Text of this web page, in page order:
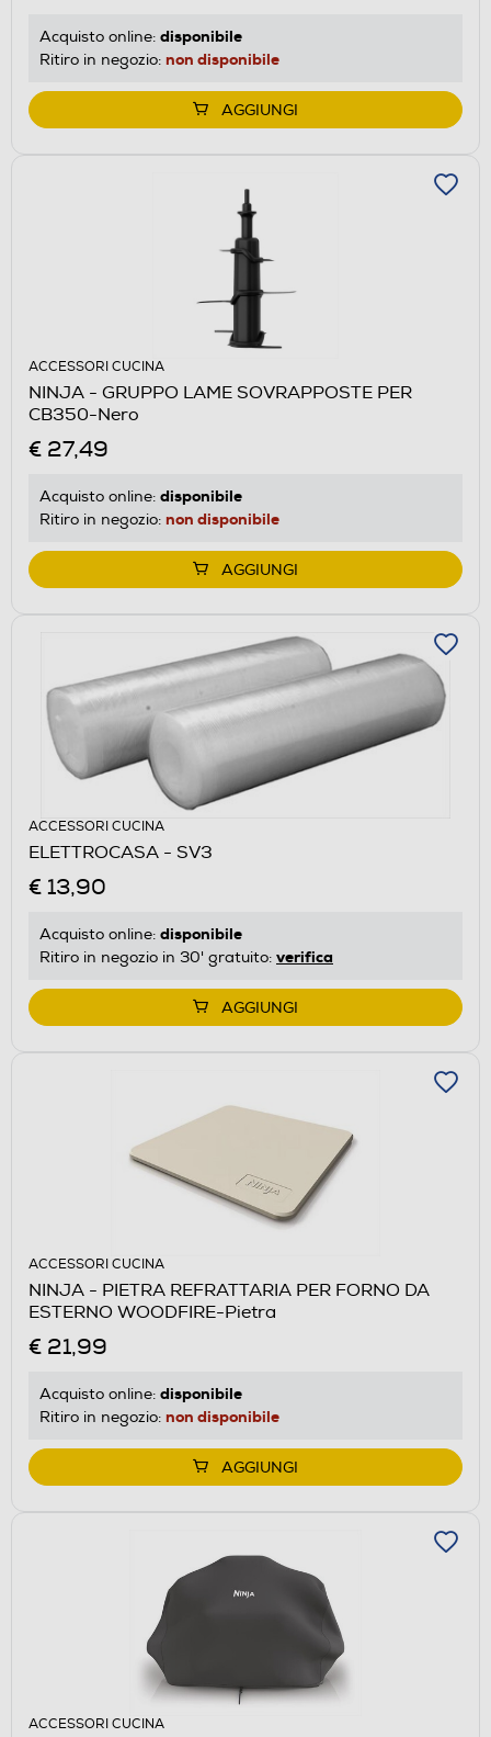
Acquisto online: disponibile
Ritiro in negozio: non disponibile
AGGIUNGI
ACCESSORI CUCINA
NINJA - GRUPPO LAME SOVRAPPOSTE PER
CB350-Nero
€ 27,49
Acquisto online: disponibile
Ritiro in negozio: non disponibile
AGGIUNGI
ACCESSORI CUCINA
ELETTROCASA - SV3
€ 13,90
Acquisto online: disponibile
Ritiro in negozio in 30' gratuito: verifica
AGGIUNGI
ACCESSORI CUCINA
NINJA - PIETRA REFRATTARIA PER FORNO DA
ESTERNO WOODFIRE-Pietra
€ 21,99
Acquisto online: disponibile
Ritiro in negozio: non disponibile
AGGIUNGI
ACCESSORI CUCINA